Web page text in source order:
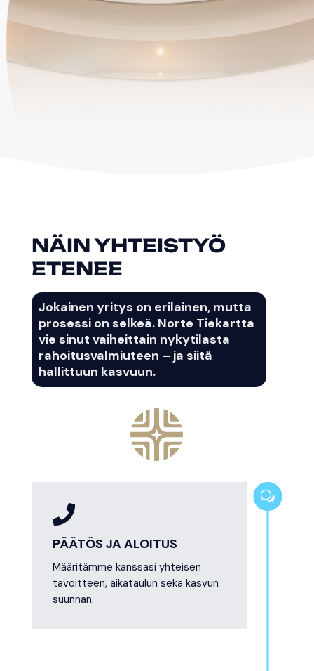
NÄIN YHTEISTYÖ
ETENEE
Jokainen yritys on erilainen, mutta
prosessi on selkeä. Norte Tiekartta
vie sinut vaiheittain nykytilasta
rahoitusvalmiuteen – ja siitä
hallittuun kasvuun.

PÄÄTÖS JA ALOITUS
Määritämme kanssasi yhteisen
tavoitteen, aikataulun sekä kasvun
suunnan.
w